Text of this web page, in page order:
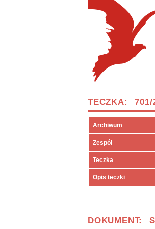
TECZKA: 701/
Archiwum
Zespół
Teczka
Opis teczki
DOKUMENT: